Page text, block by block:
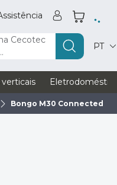
Cecotec
PT
verticais
Bongo M30 Connected